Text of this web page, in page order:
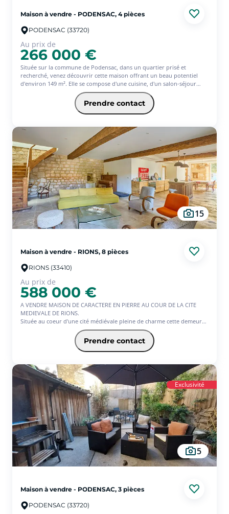
Maison à vendre - PODENSAC, 4 pièces
PODENSAC (33720)
Au prix de
266 000 €
Située sur la commune de Podensac, dans un quartier prisé et
recherché, venez découvrir cette maison offrant un beau potentiel
d'environ 149 m². Elle se compose d'une cuisine, d'un salon-séjour
lumineux, de trois chambres ainsi que d'un bureau idéal pour le
télétravail ou une chambre d'appoint. Une salle d'eau complète
Vous apprécierez également ses atouts supplémentaires : une cuisine
en toute saison. Implantée sur un terrain de 612 m², cette maison
bénéficie d'un environnement agréable, à proximité immédiate des
écoles, du cabinet médical et de toutes les commodités. Quelques
travaux de rafraîchissement sont à prévoir pour la mettre à votre
goût et révéler tout son potentiel.
Une opportunité à ne pas manquer !
Prendre contact
15
Maison à vendre - RIONS, 8 pièces
RIONS (33410)
Au prix de
588 000 €
A VENDRE MAISON DE CARACTERE EN PIERRE AU COUR DE LA CITE
MEDIEVALE DE RIONS.
Située au coeur d'une cité médiévale pleine de charme cette demeure
exceptionnelle du XIIème siècle offre un cadre de vie unique, chargé
d'histoire et authenticité. Dès l'entrée vous serez séduit elle se
compose de vastes pièces de vie, baignées dans la lumière, idéales
pour accueillir famille et amis dans une atmosphère chaleureuse. La
parentale confortable, ainsi qu'une grande salle de jeux pouvant
s'adapter à vos envies. Une dépendance attenante à rénover selon vos
projets vient enrichir ce bien plein de potentiel. A l'extérieur vous
profiterez d'un jardin intimiste sana vis à vis avec un puits et grande
terrasse couverte. Cette maison rare alliant charme de l'ancien et
potentiel aménagement est une opportunité unique pour les
amateurs de belles pierres et d'histoire. N'hésitez pas venez la visiter
vous serez séduit !
Prendre contact
Exclusivité
5
Maison à vendre - PODENSAC, 3 pièces
PODENSAC (33720)